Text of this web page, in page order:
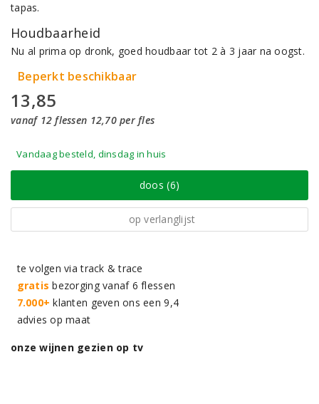
tapas.
Houdbaarheid
Nu al prima op dronk, goed houdbaar tot 2 à 3 jaar na oogst.
Beperkt beschikbaar
13,85
vanaf 12 flessen 12,70 per fles
Vandaag besteld, dinsdag in huis
doos (6)
op verlanglijst
te volgen via track & trace
gratis bezorging vanaf 6 flessen
7.000+ klanten geven ons een 9,4
advies op maat
onze wijnen gezien op tv